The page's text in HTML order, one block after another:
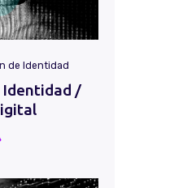
de Identidad
Identidad /